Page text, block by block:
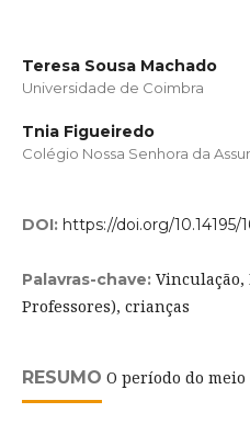
Teresa Sousa Machado
Universidade de Coimbra
Tnia Figueiredo
Colégio Nossa Senhora da
DOI: https://doi.org/10.14195/
Palavras-chave: Vinculação,
Professores), crianças
RESUMO O período do